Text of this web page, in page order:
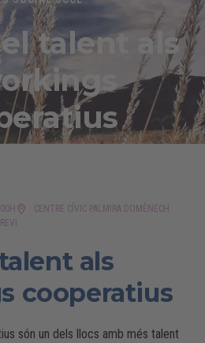
talent als
CENTRE CÍVIC PALMIRA DOMÈNECH
als
cooperatius
són un dels llocs amb més talent